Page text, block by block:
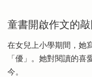
童書開啟作文的
在女兒上小學期間，她
「優」。她對閱讀的喜
今。